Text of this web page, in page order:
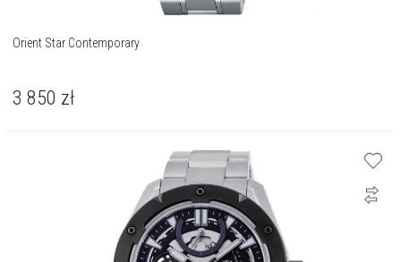
Orient Star Contemporary
3 850 zł